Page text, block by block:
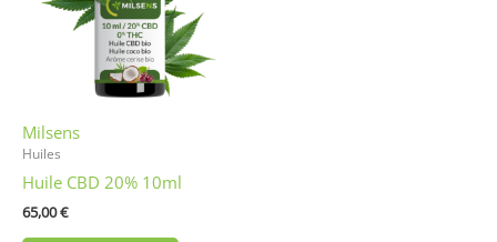
Milsens
Huiles
Huile CBD 20% 10ml
65,00€